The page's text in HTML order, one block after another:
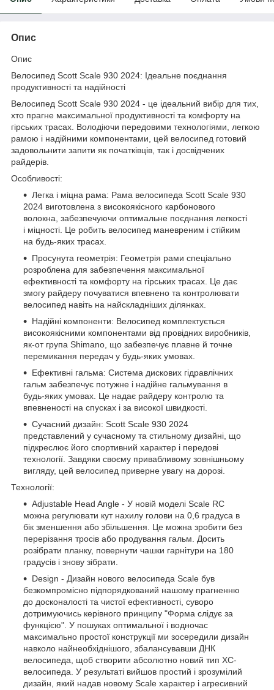
Опис
Опис
Велосипед Scott Scale 930 2024: Ідеальне поєднання
продуктивності та надійності
Велосипед Scott Scale 930 2024 - це ідеальний вибір для тих,
хто прагне максимальної продуктивності та комфорту на
гірських трасах. Володіючи передовими технологіями, легкою
рамою і надійними компонентами, цей велосипед готовий
задовольнити запити як початківців, так і досвідчених
райдерів.
Особливості:
Легка і міцна рама: Рама велосипеда Scott Scale 930
2024 виготовлена з високоякісного карбонового
волокна, забезпечуючи оптимальне поєднання легкості
і міцності. Це робить велосипед маневреним і стійким
на будь-яких трасах.
Просунута геометрія: Геометрія рами спеціально
розроблена для забезпечення максимальної
ефективності та комфорту на гірських трасах. Це дає
змогу райдеру почуватися впевнено та контролювати
велосипед навіть на найскладніших ділянках.
Надійні компоненти: Велосипед комплектується
високоякісними компонентами від провідних виробників,
як-от група Shimano, що забезпечує плавне й точне
перемикання передач у будь-яких умовах.
Ефективні гальма: Система дискових гідравлічних
гальм забезпечує потужне і надійне гальмування в
будь-яких умовах. Це надає райдеру контролю та
впевненості на спусках і за високої швидкості.
Сучасний дизайн: Scott Scale 930 2024
представлений у сучасному та стильному дизайні, що
підкреслює його спортивний характер і передові
технології. Завдяки своєму привабливому зовнішньому
вигляду, цей велосипед приверне увагу на дорозі.
Технології:
Adjustable Head Angle - У новій моделі Scale RC
можна регулювати кут нахилу голови на 0,6 градуса в
бік зменшення або збільшення. Це можна зробити без
перерізання тросів або продування гальм. Досить
розібрати планку, повернути чашки гарнітури на 180
градусів і знову зібрати.
Design - Дизайн нового велосипеда Scale був
безкомпромісно підпорядкований нашому прагненню
до досконалості та чистої ефективності, суворо
дотримуючись керівного принципу "Форма слідує за
функцією". У пошуках оптимальної і водночас
максимально простої конструкції ми зосередили дизайн
навколо найнеобхіднішого, збалансувавши ДНК
велосипеда, щоб створити абсолютно новий тип XC-
велосипеда. У результаті вийшов простий і зрозумілий
дизайн, який надав новому Scale характер і агресивний